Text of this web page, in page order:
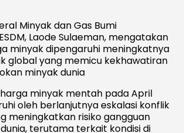
Minyak dan Gas Bumi
Laode Sulaeman, mengatakan
minyak dipengaruhi meningkatnya
global yang memicu kekhawatiran
minyak dunia
minyak mentah pada April
oleh berlanjutnya eskalasi konflik
meningkatkan risiko gangguan
terutama terkait kondisi di